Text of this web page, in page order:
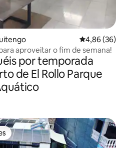
4,86 de uma
4,86 (36)
aproveitar o fim de semana!
por temporada
de El Rollo Parque
dos hóspedes